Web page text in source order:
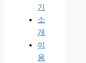
기
소
개
이
용